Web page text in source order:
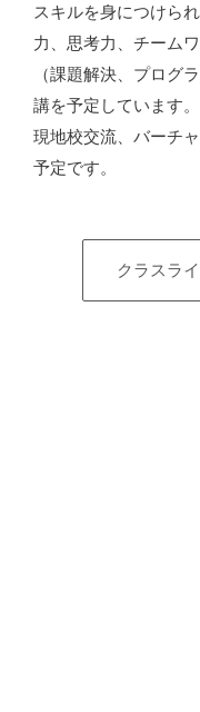
スキルを身につけら
力、思考力、チーム
（課題解決、プログ
講を予定しています
現地校交流、バーチ
予定です。
クラスラ